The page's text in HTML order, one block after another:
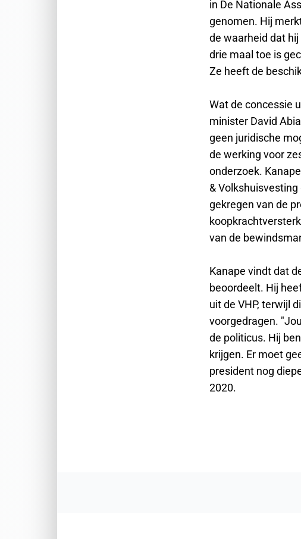
in De Nationale
genomen. Hij
de waarheid dat
drie maal toe is
Ze heeft de
Wat de concessie
minister David
geen juridische
de werking voor
onderzoek.
&
gekregen van de
van de
Kanape vindt dat
beoordeelt. Hij
uit de VHP, terwijl
voorgedragen.
de politicus. Hij
krijgen. Er moet
president nog
2020.